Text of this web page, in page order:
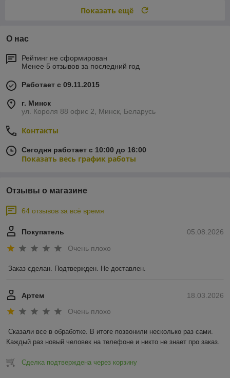
Показать ещё
О нас
Рейтинг не сформирован
Менее 5 отзывов за последний год
Работает с 09.11.2015
г. Минск
ул. Короля 88 офис 2, Минск, Беларусь
Контакты
Сегодня работает с 10:00 до 16:00
Показать весь график работы
Отзывы о магазине
64 отзывов за всё время
05.08.2026
Покупатель
Очень плохо
Заказ сделан. Подтвержден. Не доставлен.
18.03.2026
Артем
Очень плохо
Сказали все в обработке. В итоге позвонили несколько раз сами.
Каждый раз новый человек на телефоне и никто не знает про заказ.
Сделка подтверждена через корзину